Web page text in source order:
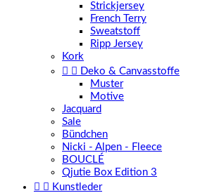
Strickjersey
French Terry
Sweatstoff
Ripp Jersey
Kork
  Deko & Canvasstoffe
Muster
Motive
Jacquard
Sale
Bündchen
Nicki - Alpen - Fleece
BOUCLÉ
Qjutie Box Edition 3
  Kunstleder